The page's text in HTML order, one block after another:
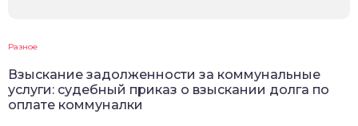
Разное
Взыскание задолженности за коммунальные
услуги: судебный приказ о взыскании долга по
оплате коммуналки